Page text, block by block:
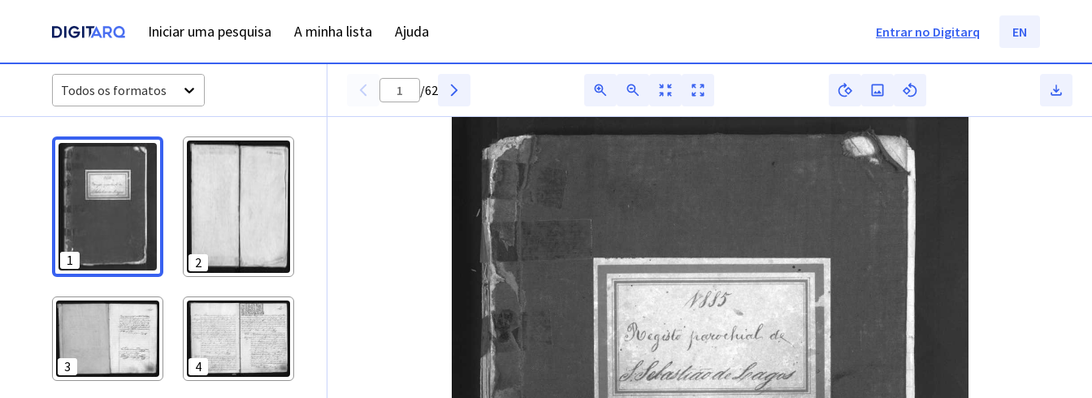
Iniciar uma pesquisa A minha lista Ajuda Entrar no Digitarq EN
Todos os formatos
1 2
3 4
/62